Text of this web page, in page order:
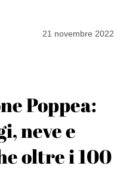
21 novembre 2022
Poppea:
neve e
oltre i 100